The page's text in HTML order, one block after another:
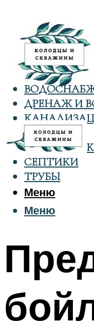
ДРЕНАЖ И
КОЛОДЦЫ
СЕПТИКИ
ТРУБЫ
Меню
Меню